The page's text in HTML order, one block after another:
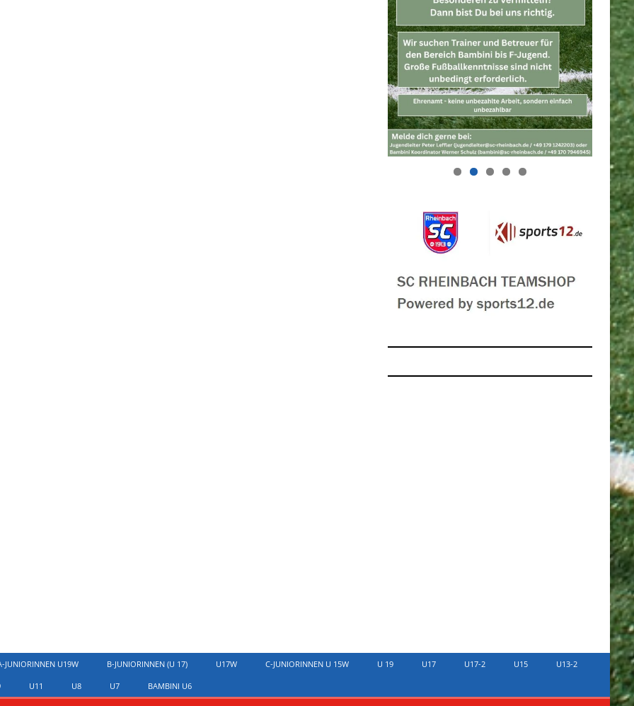
JUNIORINNEN U19W B-JUNIORINNEN (U 17) U17W C-JUNIORINNEN U 15W U 19 U17 U17-2 U15 U13-2
U11 U8 U7 BAMBINI U6